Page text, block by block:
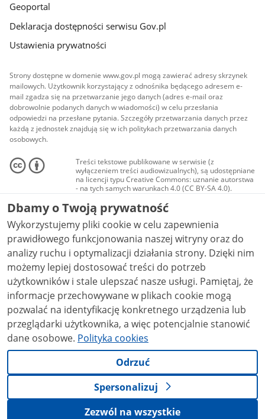
Geoportal
Deklaracja dostępności serwisu Gov.pl
Ustawienia prywatności
Strony dostępne w domenie www.gov.pl mogą zawierać adresy skrzynek
mailowych. Użytkownik korzystający z odnośnika będącego adresem e-
mail zgadza się na przetwarzanie jego danych (adres e-mail oraz
dobrowolnie podanych danych w wiadomości) w celu przesłania
odpowiedzi na przesłane pytania. Szczegóły przetwarzania danych przez
każdą z jednostek znajdują się w ich politykach przetwarzania danych
osobowych.
Treści tekstowe publikowane w serwisie (z
wyłączeniem treści audiowizualnych), są udostępniane
na licencji typu Creative Commons: uznanie autorstwa
- na tych samych warunkach 4.0 (CC BY-SA 4.0).
Materiały audiowizualne, w tym zdjęcia, materiały
audio i wideo, są udostępniane na licencji typu
Creative Commons: uznanie autorstwa użycie
niekomercyjne - bez utworów zależnych 4.0 (CC BY-
NC-ND 4.0), o ile nie jest to stwierdzone inaczej.
Dbamy o Twoją prywatność
Wykorzystujemy pliki cookie w celu zapewnienia
prawidłowego funkcjonowania naszej witryny oraz do
analizy ruchu i optymalizacji działania strony. Dzięki nim
możemy lepiej dostosować treści do potrzeb
użytkowników i stale ulepszać nasze usługi. Pamiętaj, że
informacje przechowywane w plikach cookie mogą
pozwalać na identyfikację konkretnego urządzenia lub
przeglądarki użytkownika, a więc potencjalnie stanowić
dane osobowe. Polityka cookies
Odrzuć
Spersonalizuj
Zezwól na wszystkie